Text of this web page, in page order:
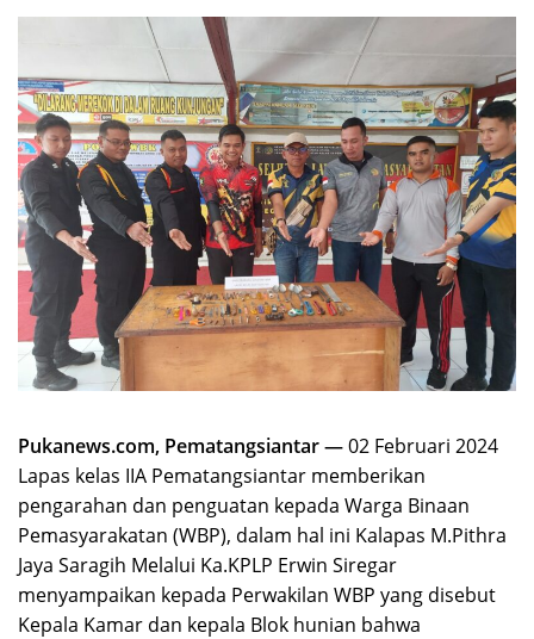
Pukanews.com, Pematangsiantar —02 Februari 2024
Lapas kelas IIA Pematangsiantar memberikan
pengarahan dan penguatan kepada Warga Binaan
Pemasyarakatan (WBP), dalam hal ini Kalapas M.Pithra
Jaya Saragih Melalui Ka.KPLP Erwin Siregar
menyampaikan kepada Perwakilan WBP yang disebut
Kepala Kamar dan kepala Blok hunian bahwa